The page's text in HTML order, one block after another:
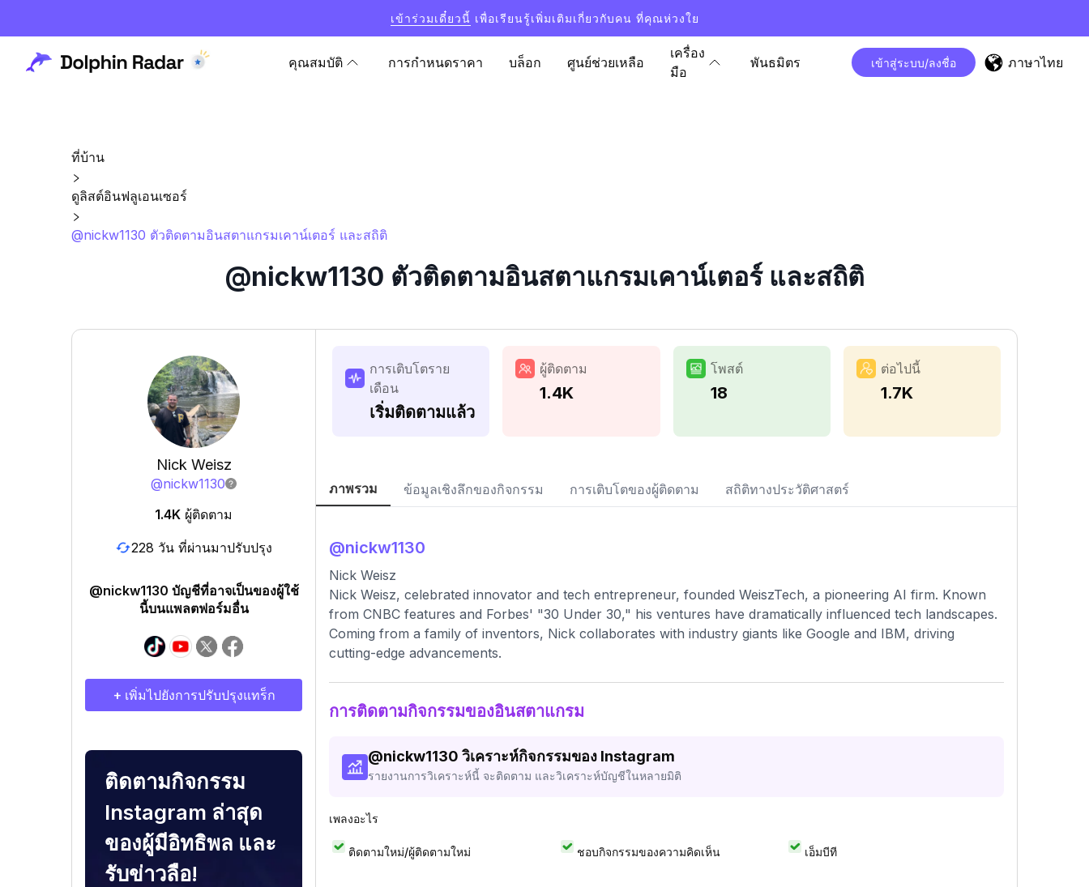
เข้าร่วมเดี๋ยวนี้ เพื่อเรียนรู้เพิ่มเติมเกี่ยวกับคน ที่คุณห่วงใย
คุณสมบัติ การกำหนดราคา บล็อก ศูนย์ช่วยเหลือ
เครื่อง
มือ
พันธมิตร เข้าสู่ระบบ/ลงชื่อ ภาษาไทย
ที่บ้าน
ดูลิสต์อินฟลูเอนเซอร์
@nickw1130 ตัวติดตามอินสตาแกรมเคาน์เตอร์ และสถิติ
@nickw1130 ตัวติดตามอินสตาแกรมเคาน์เตอร์ และสถิติ
Nick Weisz
@nickw1130
1.4K ผู้ติดตาม
228 วัน ที่ผ่านมาปรับปรุง
@nickw1130 บัญชีที่อาจเป็นของผู้ใช้
นี้บนแพลตฟอร์มอื่น
+ เพิ่มไปยังการปรับปรุงแทร็ก
ติดตามกิจกรรม
Instagram ล่าสุด
ของผู้มีอิทธิพล และ
รับข่าวลือ!
การเติบโตราย
เดือน
เริ่มติดตามแล้ว
ผู้ติดตาม
1.4K
โพสต์
18
ต่อไปนี้
1.7K
ภาพรวม ข้อมูลเชิงลึกของกิจกรรม การเติบโตของผู้ติดตาม สถิติทางประวัติศาสตร์
@nickw1130
Nick Weisz
Nick Weisz, celebrated innovator and tech entrepreneur, founded WeiszTech, a pioneering AI firm. Known
from CNBC features and Forbes' "30 Under 30," his ventures have dramatically influenced tech landscapes.
Coming from a family of inventors, Nick collaborates with industry giants like Google and IBM, driving
cutting-edge advancements.
การติดตามกิจกรรมของอินสตาแกรม
@nickw1130 วิเคราะห์กิจกรรมของ Instagram
รายงานการวิเคราะห์นี้ จะติดตาม และวิเคราะห์บัญชีในหลายมิติ
เพลงอะไร
ติดตามใหม่/ผู้ติดตามใหม่ ชอบกิจกรรมของความคิดเห็น เอ็มบีที